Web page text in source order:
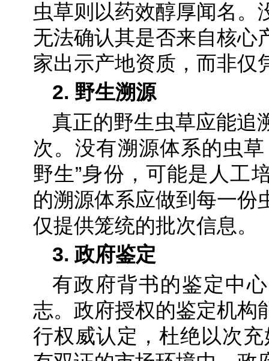
虫草则以药效醇厚闻名。
无法确认其是否来自核心
家出示产地资质，而非仅
2. 野生溯源
真正的野生虫草应能追
次。没有溯源体系的虫
野生”身份，可能是人工
的溯源体系应做到每一份
仅提供笼统的批次信息。
3. 政府鉴定
有政府背书的鉴定中
志。政府授权的鉴定机构
行权威认定，杜绝以次